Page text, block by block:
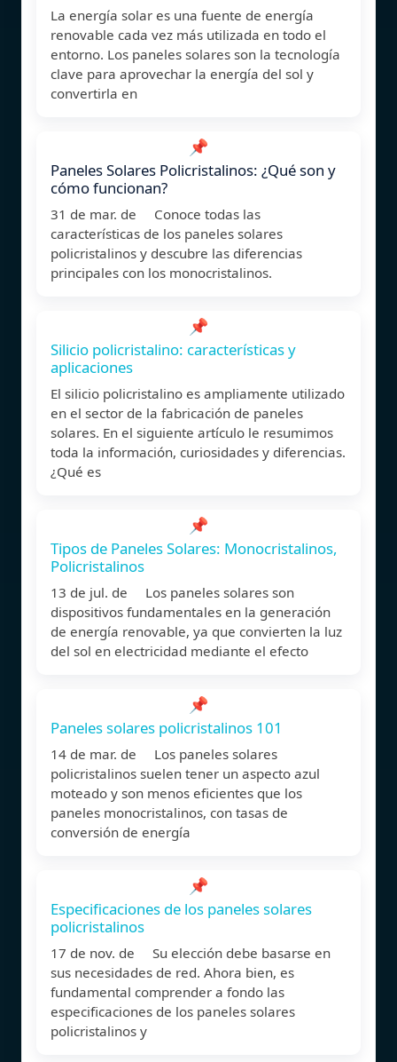
La energía solar es una fuente de energía
renovable cada vez más utilizada en todo el
entorno. Los paneles solares son la tecnología
clave para aprovechar la energía del sol y
convertirla en
📌
Paneles Solares Policristalinos: ¿Qué son y
cómo funcionan?
31 de mar. de Conoce todas las
características de los paneles solares
policristalinos y descubre las diferencias
principales con los monocristalinos.
📌
Silicio policristalino: características y
aplicaciones
El silicio policristalino es ampliamente utilizado
en el sector de la fabricación de paneles
solares. En el siguiente artículo le resumimos
toda la información, curiosidades y diferencias.
¿Qué es
📌
Tipos de Paneles Solares: Monocristalinos,
Policristalinos
13 de jul. de Los paneles solares son
dispositivos fundamentales en la generación
de energía renovable, ya que convierten la luz
del sol en electricidad mediante el efecto
📌
Paneles solares policristalinos 101
14 de mar. de Los paneles solares
policristalinos suelen tener un aspecto azul
moteado y son menos eficientes que los
paneles monocristalinos, con tasas de
conversión de energía
📌
Especificaciones de los paneles solares
policristalinos
17 de nov. de Su elección debe basarse en
sus necesidades de red. Ahora bien, es
fundamental comprender a fondo las
especificaciones de los paneles solares
policristalinos y